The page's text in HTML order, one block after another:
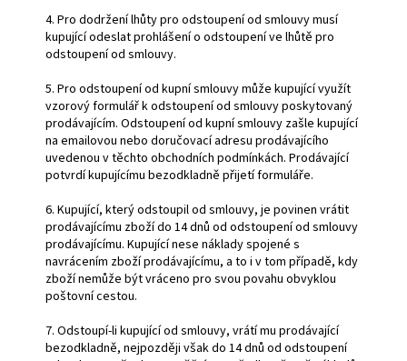
4. Pro dodržení lhůty pro odstoupení od smlouvy musí
kupující odeslat prohlášení o odstoupení ve lhůtě pro
odstoupení od smlouvy.
5. Pro odstoupení od kupní smlouvy může kupující využít
vzorový formulář k odstoupení od smlouvy poskytovaný
prodávajícím. Odstoupení od kupní smlouvy zašle kupující
na emailovou nebo doručovací adresu prodávajícího
uvedenou v těchto obchodních podmínkách. Prodávající
potvrdí kupujícímu bezodkladně přijetí formuláře.
6. Kupující, který odstoupil od smlouvy, je povinen vrátit
prodávajícímu zboží do 14 dnů od odstoupení od smlouvy
prodávajícímu. Kupující nese náklady spojené s
navrácením zboží prodávajícímu, a to i v tom případě, kdy
zboží nemůže být vráceno pro svou povahu obvyklou
poštovní cestou.
7. Odstoupí-li kupující od smlouvy, vrátí mu prodávající
bezodkladně, nejpozději však do 14 dnů od odstoupení